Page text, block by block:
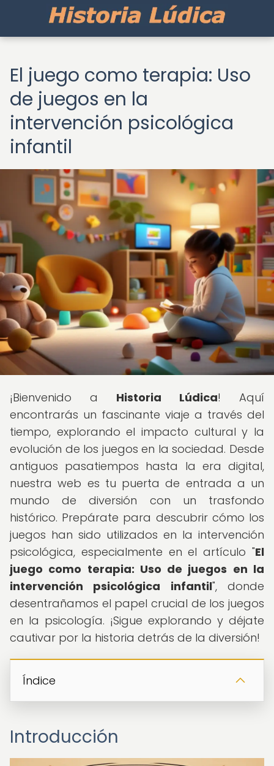
El juego como terapia: Uso
de juegos en la
intervención psicológica
infantil
¡Bienvenido a Historia Lúdica! Aquí
encontrarás un fascinante viaje a través del
tiempo, explorando el impacto cultural y la
evolución de los juegos en la sociedad. Desde
antiguos pasatiempos hasta la era digital,
nuestra web es tu puerta de entrada a un
mundo de diversión con un trasfondo
histórico. Prepárate para descubrir cómo los
juegos han sido utilizados en la intervención
psicológica, especialmente en el artículo "El
juego como terapia: Uso de juegos en la
intervención psicológica infantil", donde
desentrañamos el papel crucial de los juegos
en la psicología. ¡Sigue explorando y déjate
cautivar por la historia detrás de la diversión!
Índice
Introducción